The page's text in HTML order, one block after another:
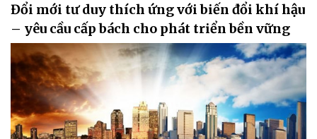
Đổi mới tư duy thích ứng với biến đổi khí hậu
– yêu cầu cấp bách cho phát triển bền vững